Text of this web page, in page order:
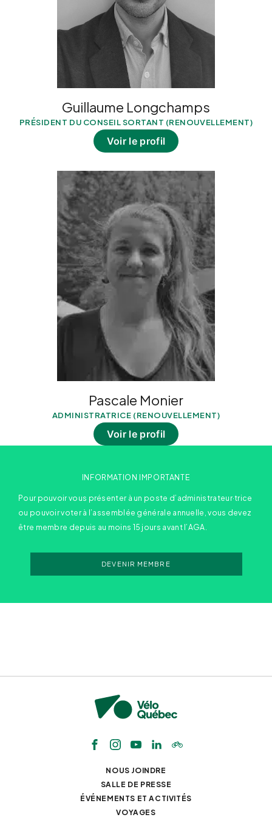
Guillaume Longchamps
PRÉSIDENT DU CONSEIL SORTANT (RENOUVELLEMENT)
Voir le profil
Pascale Monier
ADMINISTRATRICE (RENOUVELLEMENT)
Voir le profil
INFORMATION IMPORTANTE
Pour pouvoir vous présenter à un poste d’administrateur·trice
ou pouvoir voter à l’assemblée générale annuelle, vous devez
être membre depuis au moins 15 jours avant l’AGA.
DEVENIR MEMBRE
NOUS JOINDRE
SALLE DE PRESSE
ÉVÉNEMENTS ET ACTIVITÉS
VOYAGES